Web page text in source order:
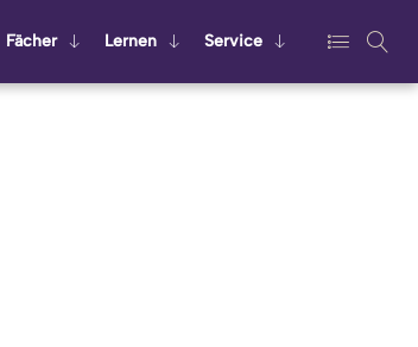
Fä­cher Ler­nen Ser­vice